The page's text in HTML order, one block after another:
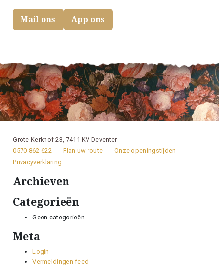
Mail ons App ons
Grote Kerkhof 23, 7411 KV Deventer
0570 862 622
Plan uw route
Onze openingstijden
Privacyverklaring
Archieven
Categorieën
Geen categorieën
Meta
Login
Vermeldingen feed